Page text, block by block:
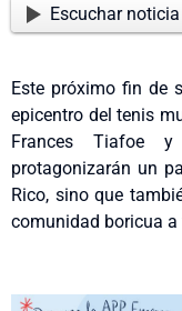
Escuchar noticia
Este próximo fin de
epicentro del tenis
Frances Tiafoe
protagonizarán un
Rico, sino que
comunidad boricua a